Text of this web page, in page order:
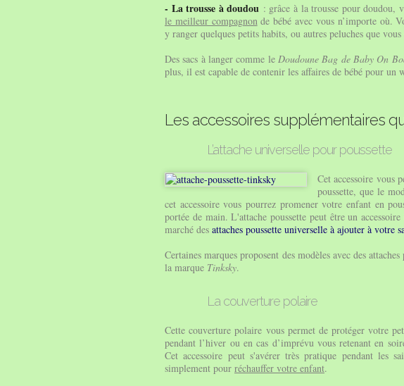
- La trousse à doudou : grâce à la trousse pour doudou,
le meilleur compagnonde bébé avec vous n’importe où.
y ranger quelques petits habits, ou autres peluches que
Des sacs à langer comme le Doudoune Bag de Baby On
plus, il est capable de contenir les affaires de bébé pour un
Les accessoires supplémentaires
L’attache universelle pour poussette
Cet accessoire vous
poussette, que le
cet accessoire vous pourrez promener votre enfant en
portée de main. L'attache poussette peut être un
marché des attaches poussette universelle à ajouter à votre
Certaines marques proposent des modèles avec des
la marque Tinksky.
La couverture polaire
Cette couverture polaire vous permet de protéger votre
pendant l’hiver ou en cas d’imprévu vous retenant en
Cet accessoire peut s'avérer très pratique pendant les
simplement pour réchauffer votre enfant.